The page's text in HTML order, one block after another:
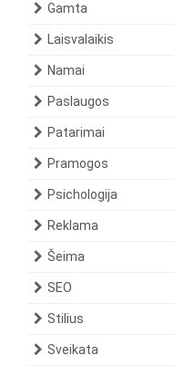
Gamta
Laisvalaikis
Namai
Paslaugos
Patarimai
Pramogos
Psichologija
Reklama
Šeima
SEO
Stilius
Sveikata